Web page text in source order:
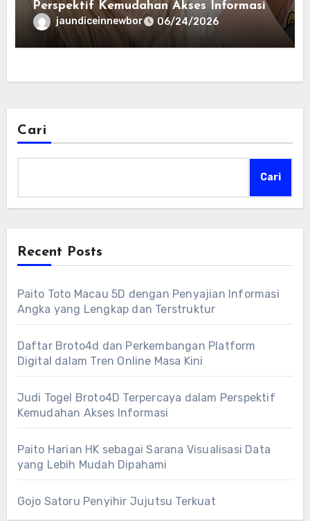
Perspektif Kemudahan Akses Informasi
jaundiceinnewbor 06/24/2026
Cari
Cari
Recent Posts
Paito Toto Macau 5D dengan Penyajian Informasi
Angka yang Lengkap dan Terstruktur
Daftar Broto4d dan Perkembangan Platform
Digital dalam Tren Online Masa Kini
Judi Togel Broto4D Terpercaya dalam Perspektif
Kemudahan Akses Informasi
Paito Harian HK sebagai Sarana Visualisasi Data
yang Lebih Mudah Dipahami
Gojo Satoru Penyihir Jujutsu Terkuat